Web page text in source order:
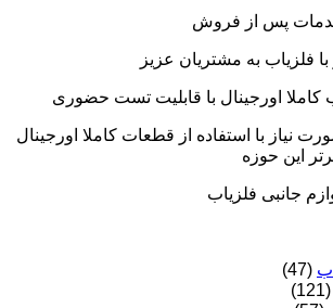
فلزیاب به مشتریان عزیز
کاملا اورجینال با قابلیت تست حضوری
نیاز با استفاده از قطعات کاملا اورجینال
این حوزه
جانبی فلزیاب
(47)
(121)